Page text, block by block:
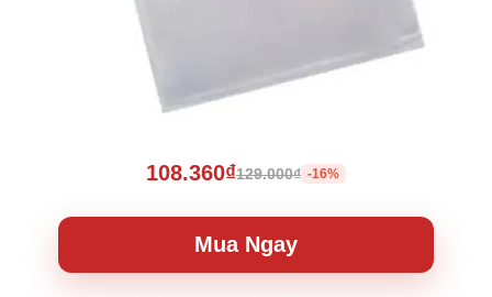
108.360₫129.000₫ -16%
Mua Ngay